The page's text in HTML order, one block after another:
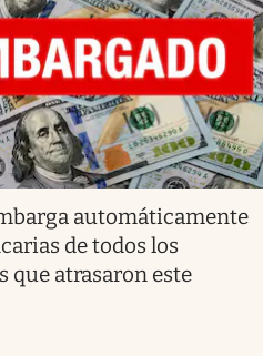
automáticamente
de todos los
que atrasaron este